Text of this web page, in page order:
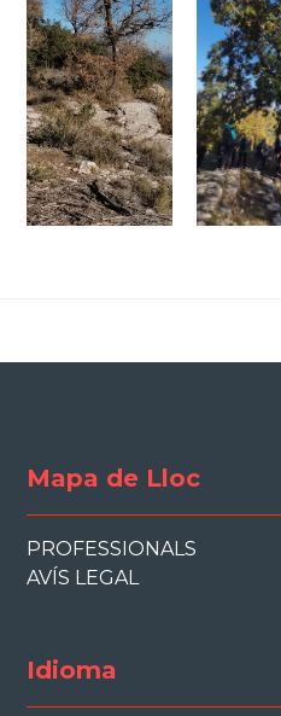
Mapa de Lloc
PROFESSIONALS
AVÍS LEGAL
Idioma